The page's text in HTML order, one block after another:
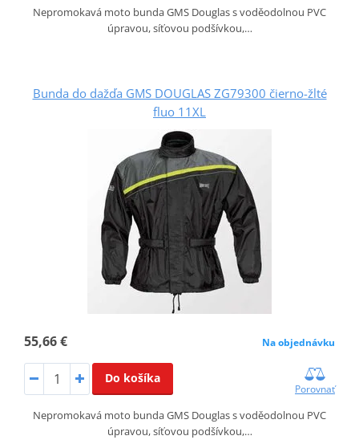
Nepromokavá moto bunda GMS Douglas s voděodolnou PVC
úpravou, síťovou podšívkou,…
Bunda do dažďa GMS DOUGLAS ZG79300 čierno-žlté
fluo 11XL
55,66 € Na objednávku
Do košíka
Porovnať
Nepromokavá moto bunda GMS Douglas s voděodolnou PVC
úpravou, síťovou podšívkou,…